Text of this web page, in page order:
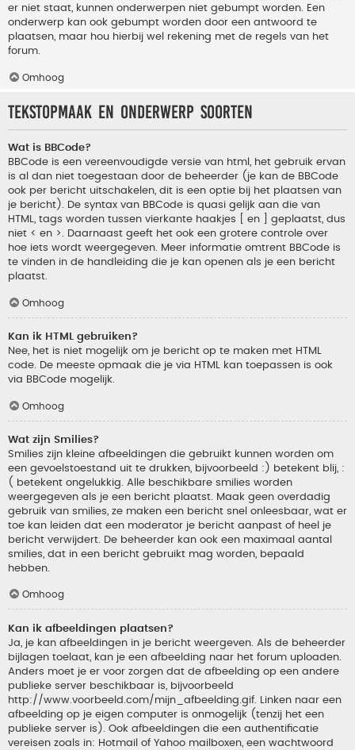
er niet staat, kunnen onderwerpen niet gebumpt worden. Een
onderwerp kan ook gebumpt worden door een antwoord te
plaatsen, maar hou hierbij wel rekening met de regels van het
forum.
Omhoog
Tekstopmaak en onderwerp soorten
Wat is BBCode?
BBCode is een vereenvoudigde versie van html, het gebruik ervan
is al dan niet toegestaan door de beheerder (je kan de BBCode
ook per bericht uitschakelen, dit is een optie bij het plaatsen van
je bericht). De syntax van BBCode is quasi gelijk aan die van
HTML, tags worden tussen vierkante haakjes [ en ] geplaatst, dus
niet < en >. Daarnaast geeft het ook een grotere controle over
hoe iets wordt weergegeven. Meer informatie omtrent BBCode is
te vinden in de handleiding die je kan openen als je een bericht
plaatst.
Omhoog
Kan ik HTML gebruiken?
Nee, het is niet mogelijk om je bericht op te maken met HTML
code. De meeste opmaak die je via HTML kan toepassen is ook
via BBCode mogelijk.
Omhoog
Wat zijn Smilies?
Smilies zijn kleine afbeeldingen die gebruikt kunnen worden om
een gevoelstoestand uit te drukken, bijvoorbeeld :) betekent blij, :
( betekent ongelukkig. Alle beschikbare smilies worden
weergegeven als je een bericht plaatst. Maak geen overdadig
gebruik van smilies, ze maken een bericht snel onleesbaar, wat er
toe kan leiden dat een moderator je bericht aanpast of heel je
bericht verwijdert. De beheerder kan ook een maximaal aantal
smilies, dat in een bericht gebruikt mag worden, bepaald
hebben.
Omhoog
Kan ik afbeeldingen plaatsen?
Ja, je kan afbeeldingen in je bericht weergeven. Als de beheerder
bijlagen toelaat, kan je een afbeelding naar het forum uploaden.
Anders moet je er voor zorgen dat de afbeelding op een andere
publieke server beschikbaar is, bijvoorbeeld
http://www.voorbeeld.com/mijn_afbeelding.gif. Linken naar een
afbeelding op je eigen computer is onmogelijk (tenzij het een
publieke server is). Ook afbeeldingen die een authentificatie
vereisen zoals in: Hotmail of Yahoo mailboxen, een wachtwoord